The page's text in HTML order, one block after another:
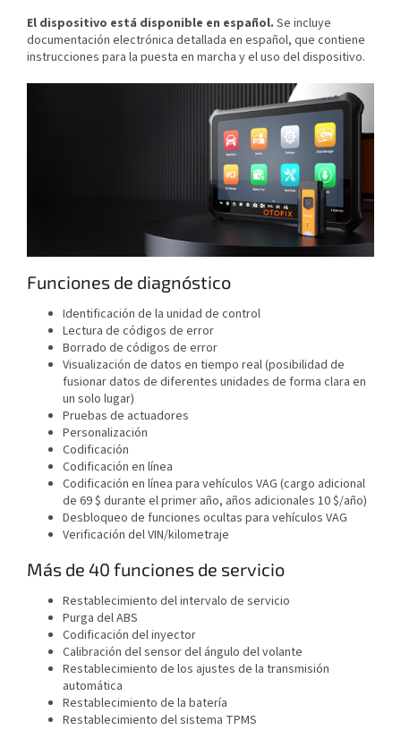
El dispositivo está disponible en español. Se incluye
documentación electrónica detallada en español, que contiene
instrucciones para la puesta en marcha y el uso del dispositivo.
Funciones de diagnóstico
Identificación de la unidad de control
Lectura de códigos de error
Borrado de códigos de error
Visualización de datos en tiempo real (posibilidad de
fusionar datos de diferentes unidades de forma clara en
un solo lugar)
Pruebas de actuadores
Personalización
Codificación
Codificación en línea
Codificación en línea para vehículos VAG (cargo adicional
de 69 $ durante el primer año, años adicionales 10 $/año)
Desbloqueo de funciones ocultas para vehículos VAG
Verificación delVIN/kilometraje
Más de 40 funciones de servicio
Restablecimiento del intervalo de servicio
Purga del ABS
Codificación del inyector
Calibración del sensor del ángulo del volante
Restablecimiento de los ajustes de la transmisión
automática
Restablecimiento de la batería
Restablecimiento del sistema TPMS